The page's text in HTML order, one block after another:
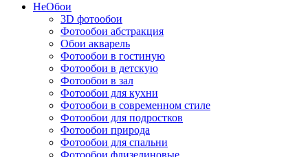
НеОбои
3D фотообои
Фотообои абстракция
Обои акварель
Фотообои в гостиную
Фотообои в детскую
Фотообои в зал
Фотообои для кухни
Фотообои в современном стиле
Фотообои для подростков
Фотообои природа
Фотообои для спальни